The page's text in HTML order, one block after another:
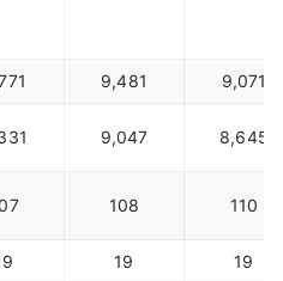
9,481 9,071
9,047 8,645
108 110
19 19